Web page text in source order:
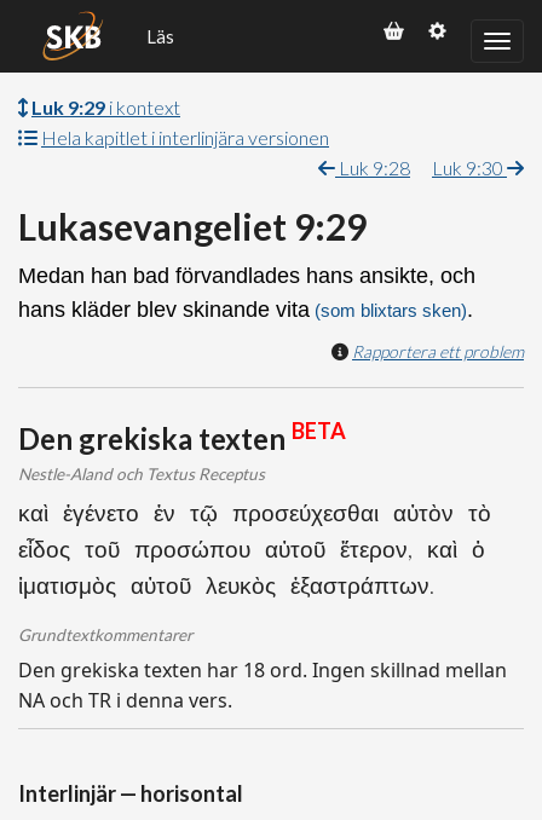
Läs
Luk 9:29 i kontext
Hela kapitlet i interlinjära versionen
Luk 9:28
Luk 9:30
Lukasevangeliet 9:29
Medan han bad förvandlades hans ansikte, och
hans kläder blev skinande vita (som blixtars sken).
Rapportera ett problem
Den grekiska texten BETA
Nestle-Aland och Textus Receptus
καὶ ἐγένετο ἐν τῷ προσεύχεσθαι αὐτὸν τὸ
εἶδος τοῦ προσώπου αὐτοῦ ἕτερον, καὶ ὁ
ἱματισμὸς αὐτοῦ λευκὸς ἐξαστράπτων.
Grundtextkommentarer
Den grekiska texten har 18 ord. Ingen skillnad mellan
NA och TR i denna vers.
Interlinjär — horisontal